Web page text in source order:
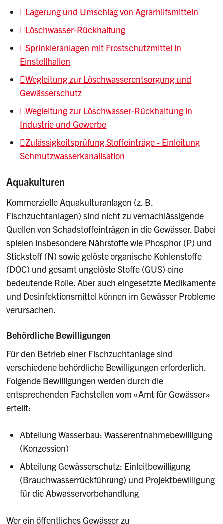
Lagerung und Umschlag von Agrarhilfsmitteln
Löschwasser-Rückhaltung
Sprinkleranlagen mit Frostschutzmittel in
Einstellhallen
Wegleitung zur Löschwasserentsorgung und
Gewässerschutz
Wegleitung zur Löschwasser-Rückhaltung in
Industrie und Gewerbe
Zulässigkeitsprüfung Stoffeinträge - Einleitung
Schmutzwasserkanalisation
Aquakulturen
Kommerzielle Aquakulturanlagen (z. B.
Fischzuchtanlagen) sind nicht zu vernachlässigende
Quellen von Schadstoffeinträgen in die Gewässer. Dabei
spielen insbesondere Nährstoffe wie Phosphor (P) und
Stickstoff (N) sowie gelöste organische Kohlenstoffe
(DOC) und gesamt ungelöste Stoffe (GUS) eine
bedeutende Rolle. Aber auch eingesetzte Medikamente
und Desinfektionsmittel können im Gewässer Probleme
verursachen.
Behördliche Bewilligungen
Für den Betrieb einer Fischzuchtanlage sind
verschiedene behördliche Bewilligungen erforderlich.
Folgende Bewilligungen werden durch die
entsprechenden Fachstellen vom «Amt für Gewässer»
erteilt:
Abteilung Wasserbau: Wasserentnahmebewilligung
(Konzession)
Abteilung Gewässerschutz: Einleitbewilligung
(Brauchwasserrückführung) und Projektbewilligung
für die Abwasservorbehandlung
Wer ein öffentliches Gewässer zu